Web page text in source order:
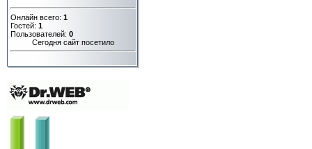
Онлайн всего: 1
Гостей: 1
Пользователей: 0
Сегодня сайт посетило